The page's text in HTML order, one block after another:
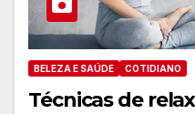
BELEZA E SAÚDE COTIDIANO
Técnicas de